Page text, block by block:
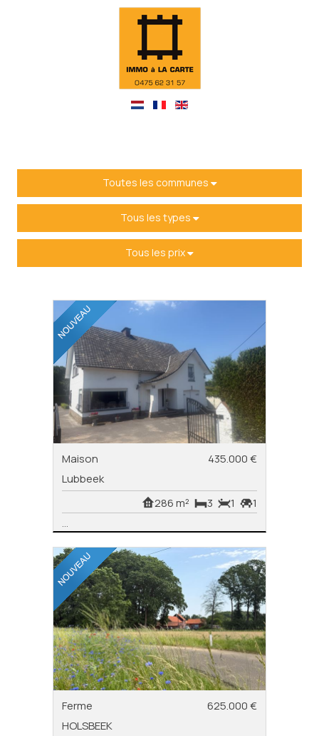
Toutes les communes
Tous les types
Tous les prix
Maison
435.000 €
Lubbeek
1
1
3
286 m²
...
Ferme
625.000 €
HOLSBEEK